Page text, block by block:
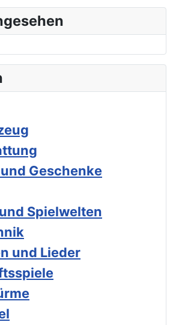
Geschenke
Spielwelten
und Lieder